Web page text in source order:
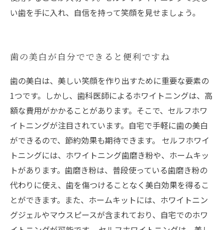
い歯を手に入れ、自信を持って笑顔を見せましょう。
歯の美白が自分でできると便利ですね
歯の美白は、美しい笑顔を作り出すために重要な要素の
1つです。しかし、歯科医師によるホワイトニングは、高
額な費用がかかることがあります。そこで、セルフホワ
イトニングが注目されています。自宅で手軽に歯の美白
ができるので、節約効果も期待できます。 セルフホワイ
トニングには、ホワイトニング歯磨き粉や、ホームキッ
トがあります。歯磨き粉は、普段使っている歯磨き粉の
代わりに使え、歯を傷つけることなく美白効果を得るこ
とができます。また、ホームキットには、ホワイトニン
グジェルやマウスピースが含まれており、自宅でのホワ